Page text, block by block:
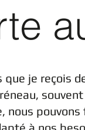
je reçois
à nos